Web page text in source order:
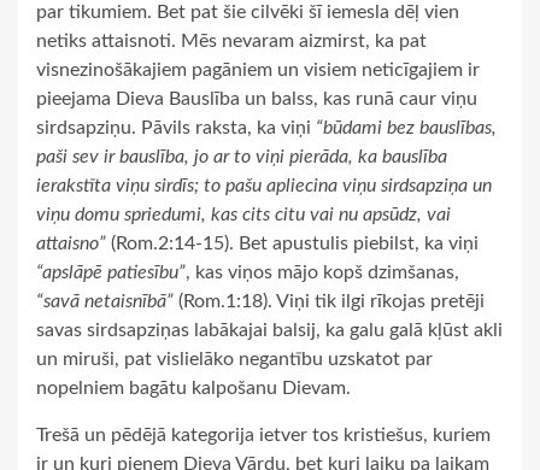
par tikumiem. Bet pat šie cilvēki šī iemesla dēļ vien
netiks attaisnoti. Mēs nevaram aizmirst, ka pat
visnezinošākajiem pagāniem un visiem neticīgajiem ir
pieejama Dieva Bauslība un balss, kas runā caur viņu
sirdsapziņu. Pāvils raksta, ka viņi “būdami bez bauslības,
paši sev ir bauslība, jo ar to viņi pierāda, ka bauslība
ierakstīta viņu sirdīs; to pašu apliecina viņu sirdsapziņa un
viņu domu spriedumi, kas cits citu vai nu apsūdz, vai
attaisno” (Rom.2:14-15). Bet apustulis piebilst, ka viņi
“apslāpē patiesību”, kas viņos mājo kopš dzimšanas,
“savā netaisnībā” (Rom.1:18). Viņi tik ilgi rīkojas pretēji
savas sirdsapziņas labākajai balsij, ka galu galā kļūst akli
un miruši, pat vislielāko negantību uzskatot par
nopelniem bagātu kalpošanu Dievam.
Trešā un pēdējā kategorija ietver tos kristiešus, kuriem
ir un kuri pieņem Dieva Vārdu, bet kuri laiku pa laikam